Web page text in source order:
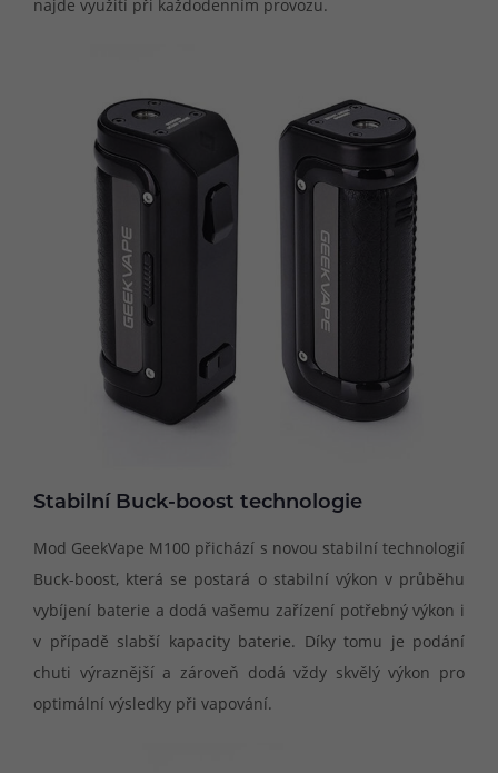
najde využití při každodenním provozu.
Stabilní Buck-boost technologie
Mod GeekVape M100 přichází s novou stabilní technologií
Buck-boost, která se postará o stabilní výkon v průběhu
vybíjení baterie a dodá vašemu zařízení potřebný výkon i
v případě slabší kapacity baterie. Díky tomu je podání
chuti výraznější a zároveň dodá vždy skvělý výkon pro
optimální výsledky při vapování.